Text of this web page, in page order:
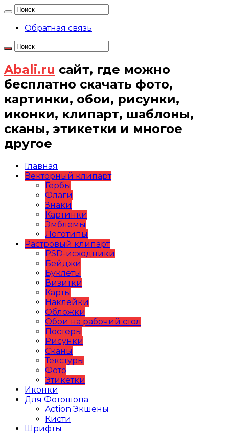
Обратная связь
Abali.ru сайт, где можно
бесплатно скачать фото,
картинки, обои, рисунки,
иконки, клипарт, шаблоны,
сканы, этикетки и многое
другое
Главная
Векторный клипарт
Гербы
Флаги
Знаки
Картинки
Эмблемы
Логотипы
Растровый клипарт
PSD-исходники
Бейджи
Буклеты
Визитки
Карты
Наклейки
Обложки
Обои на рабочий стол
Постеры
Рисунки
Сканы
Текстуры
Фото
Этикетки
Иконки
Для Фотошопа
Action Экшены
Кисти
Шрифты